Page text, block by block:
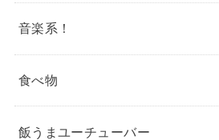
音楽系！
食べ物
飯うまユーチューバー